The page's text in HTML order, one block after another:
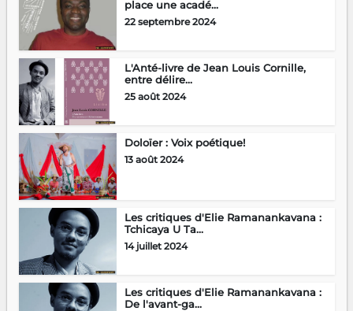
place une acadé...
22 septembre 2024
L'Anté-livre de Jean Louis Cornille,
entre délire...
25 août 2024
Doloïer : Voix poétique!
13 août 2024
Les critiques d'Elie Ramanankavana :
Tchicaya U Ta...
14 juillet 2024
Les critiques d'Elie Ramanankavana :
De l'avant-ga...